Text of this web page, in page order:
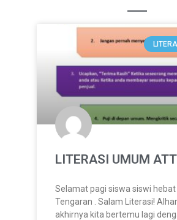
LITERASI UMUM
Selamat pagi siswa siswi hebat
Tengaran . Salam Literasi!
akhirnya kita bertemu lagi